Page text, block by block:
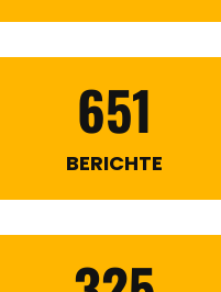
651
BERICHTE